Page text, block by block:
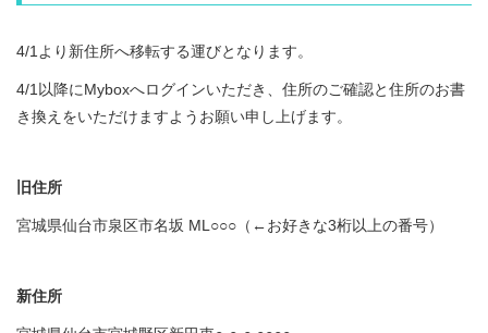
4/1より新住所へ移転する運びとなります。
4/1以降にMyboxへログインいただき、住所のご確認と住所のお書
き換えをいただけますようお願い申し上げます。
旧住所
宮城県仙台市泉区市名坂 ML○○○（←お好きな3桁以上の番号）
新住所